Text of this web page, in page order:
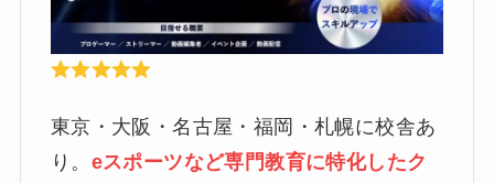
東京・大阪・名古屋・福岡・札幌に校舎あ
り。 eスポーツなど専門教育に特化したク